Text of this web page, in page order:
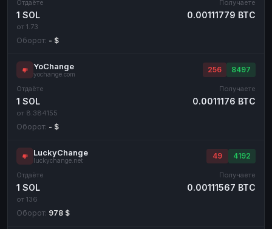
Отдаёте
1 SOL
от 1.73
Получаете
0.00111779 BTC
Оборот: - $
YoChange
yochange.com
256 8497
Отдаёте
1 SOL
от 8.384155
Получаете
0.0011176 BTC
Оборот: - $
LuckyChange
luckychange.net
49 4192
Отдаёте
1 SOL
от 136
Получаете
0.00111567 BTC
Оборот: 978 $